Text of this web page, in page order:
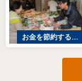
お金を節約する方
法